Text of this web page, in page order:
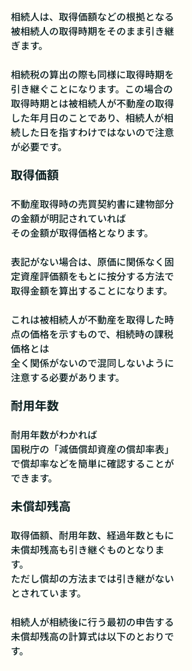
相続人は、取得価額などの根拠となる
被相続人の取得時期をそのまま引き継
ぎます。
相続税の算出の際も同様に取得時期を
引き継ぐことになります。この場合の
取得時期とは被相続人が不動産の取得
した年月日のことであり、相続人が相
続した日を指すわけではないので注意
が必要です。
取得価額
不動産取得時の売買契約書に建物部分
の金額が明記されていれば
その金額が取得価格となります。
表記がない場合は、原価に関係なく固
定資産評価額をもとに按分する方法で
取得金額を算出することになります。
これは被相続人が不動産を取得した時
点の価格を示すもので、相続時の課税
価格とは
全く関係がないので混同しないように
注意する必要があります。
耐用年数
耐用年数がわかれば
国税庁の「減価償却資産の償却率表」
で償却率などを簡単に確認することが
できます。
未償却残高
取得価額、耐用年数、経過年数ともに
未償却残高も引き継ぐものとなりま
す。
ただし償却の方法までは引き継がない
とされています。
相続人が相続後に行う最初の申告する
未償却残高の計算式は以下のとおりで
す。